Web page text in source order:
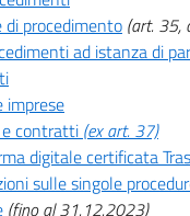
di procedimento (art. 35,
ad istanza di
imprese
e contratti (ex art. 37)
digitale certificata
sulle singole
(fino al 31.12.2023)